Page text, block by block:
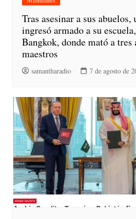
Tras asesinar a sus abuelos,
ingresó armado a su
Bangkok, donde mató a
maestros
samantharadio 7 de agosto de